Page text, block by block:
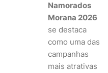
Namorados
Morana 2026
se destaca
como uma das
campanhas
mais atrativas